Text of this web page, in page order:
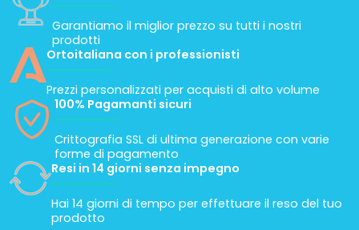
Garantiamo il miglior prezzo su tutti i nostri
prodotti
Ortoitaliana con i professionisti
Prezzi personalizzati per acquisti di alto volume
100% Pagamanti sicuri
Crittografia SSL di ultima generazione con varie
forme di pagamento
Resi in 14 giorni senza impegno
Hai 14 giorni di tempo per effettuare il reso del tuo
prodotto